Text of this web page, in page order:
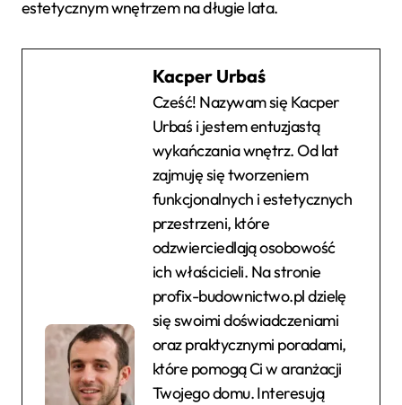
estetycznym wnętrzem na długie lata.
Kacper Urbaś
Cześć! Nazywam się Kacper
Urbaś i jestem entuzjastą
wykańczania wnętrz. Od lat
zajmuję się tworzeniem
funkcjonalnych i estetycznych
przestrzeni, które
odzwierciedlają osobowość
ich właścicieli. Na stronie
profix-budownictwo.pl dzielę
się swoimi doświadczeniami
oraz praktycznymi poradami,
które pomogą Ci w aranżacji
Twojego domu. Interesują